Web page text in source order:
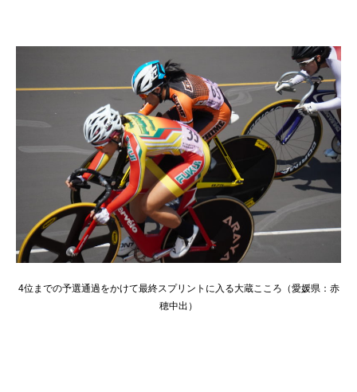
4位までの予選通過をかけて最終スプリントに入る大蔵こころ（愛媛県：赤
穂中出）